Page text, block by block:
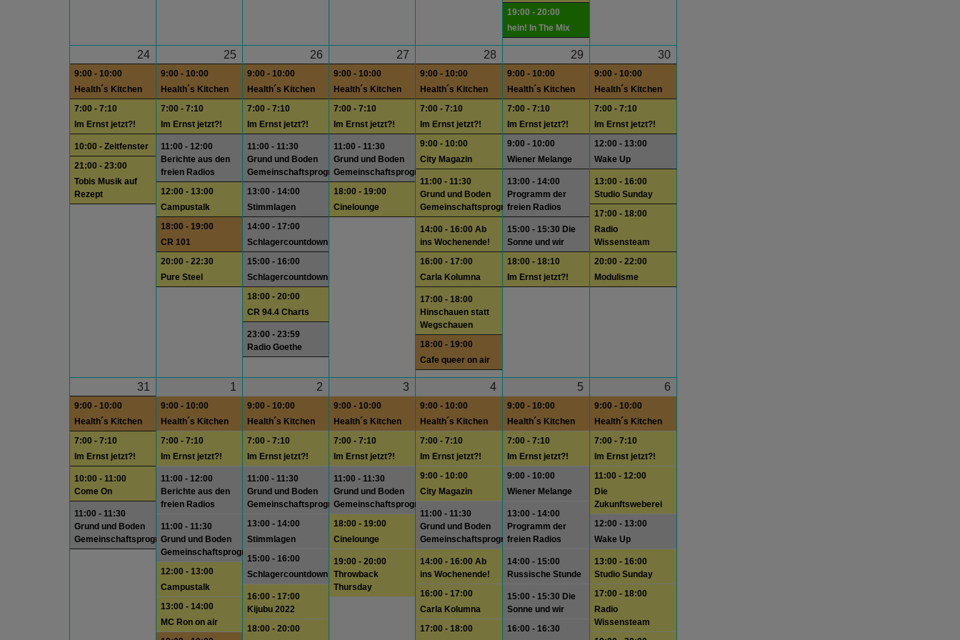
19:00 - 20:00
hein! In The Mix
24
9:00 - 10:00
Health´s Kitchen
7:00 - 7:10
Im Ernst jetzt?!
10:00 - Zeitfenster
21:00 - 23:00
Tobis Musik auf
Rezept
25
9:00 - 10:00
Health´s Kitchen
7:00 - 7:10
Im Ernst jetzt?!
11:00 - 12:00
Berichte aus den
freien Radios
12:00 - 13:00
Campustalk
18:00 - 19:00
CR 101
20:00 - 22:30
Pure Steel
26
9:00 - 10:00
Health´s Kitchen
7:00 - 7:10
Im Ernst jetzt?!
11:00 - 11:30
Grund und Boden
Gemeinschaftsprogramm
13:00 - 14:00
Stimmlagen
14:00 - 17:00
Schlagercountdown
15:00 - 16:00
Schlagercountdown
18:00 - 20:00
CR 94.4 Charts
23:00 - 23:59
Radio Goethe
27
9:00 - 10:00
Health´s Kitchen
7:00 - 7:10
Im Ernst jetzt?!
11:00 - 11:30
Grund und Boden
Gemeinschaftsprogramm
18:00 - 19:00
Cinelounge
28
9:00 - 10:00
Health´s Kitchen
7:00 - 7:10
Im Ernst jetzt?!
9:00 - 10:00
City Magazin
11:00 - 11:30
Grund und Boden
Gemeinschaftsprogramm
14:00 - 16:00 Ab
ins Wochenende!
16:00 - 17:00
Carla Kolumna
17:00 - 18:00
Hinschauen statt
Wegschauen
18:00 - 19:00
Cafe queer on air
29
9:00 - 10:00
Health´s Kitchen
7:00 - 7:10
Im Ernst jetzt?!
9:00 - 10:00
Wiener Melange
13:00 - 14:00
Programm der
freien Radios
15:00 - 15:30 Die
Sonne und wir
18:00 - 18:10
Im Ernst jetzt?!
30
9:00 - 10:00
Health´s Kitchen
7:00 - 7:10
Im Ernst jetzt?!
12:00 - 13:00
Wake Up
13:00 - 16:00
Studio Sunday
17:00 - 18:00
Radio
Wissensteam
20:00 - 22:00
Modulisme
31
9:00 - 10:00
Health´s Kitchen
7:00 - 7:10
Im Ernst jetzt?!
10:00 - 11:00
Come On
11:00 - 11:30
Grund und Boden
Gemeinschaftsprogramm
1
9:00 - 10:00
Health´s Kitchen
7:00 - 7:10
Im Ernst jetzt?!
11:00 - 12:00
Berichte aus den
freien Radios
11:00 - 11:30
Grund und Boden
Gemeinschaftsprogramm
12:00 - 13:00
Campustalk
13:00 - 14:00
MC Ron on air
2
9:00 - 10:00
Health´s Kitchen
7:00 - 7:10
Im Ernst jetzt?!
11:00 - 11:30
Grund und Boden
Gemeinschaftsprogramm
13:00 - 14:00
Stimmlagen
15:00 - 16:00
Schlagercountdown
16:00 - 17:00
Kijubu 2022
18:00 - 20:00
3
9:00 - 10:00
Health´s Kitchen
7:00 - 7:10
Im Ernst jetzt?!
11:00 - 11:30
Grund und Boden
Gemeinschaftsprogramm
18:00 - 19:00
Cinelounge
19:00 - 20:00
Throwback
Thursday
4
9:00 - 10:00
Health´s Kitchen
7:00 - 7:10
Im Ernst jetzt?!
9:00 - 10:00
City Magazin
11:00 - 11:30
Grund und Boden
Gemeinschaftsprogramm
14:00 - 16:00 Ab
ins Wochenende!
16:00 - 17:00
Carla Kolumna
17:00 - 18:00
5
9:00 - 10:00
Health´s Kitchen
7:00 - 7:10
Im Ernst jetzt?!
9:00 - 10:00
Wiener Melange
13:00 - 14:00
Programm der
freien Radios
14:00 - 15:00
Russische Stunde
15:00 - 15:30 Die
Sonne und wir
16:00 - 16:30
6
9:00 - 10:00
Health´s Kitchen
7:00 - 7:10
Im Ernst jetzt?!
11:00 - 12:00
Die
Zukunftsweberei
12:00 - 13:00
Wake Up
13:00 - 16:00
Studio Sunday
17:00 - 18:00
Radio
Wissensteam